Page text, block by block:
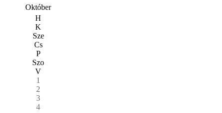
Október
H
K
Sze
Cs
P
Szo
V
1
2
3
4